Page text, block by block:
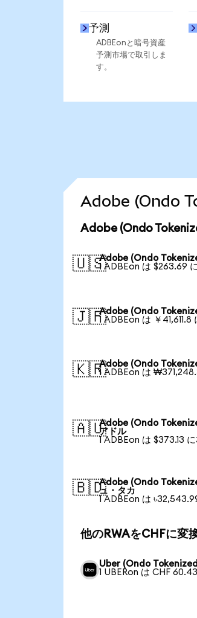
予測
ADBEonと暗号資産
予測市場で取引しま
す。
Adobe (Ondo
Adobe (Ondo
🇺🇸Adobe (Ondo
1 ADBEon は $263.69
🇯🇵Adobe (Ondo
1 ADBEon は ￥41,611.8
🇰🇷Adobe (Ondo
1 ADBEon は
🇦🇺Adobe (Ondo
アドル
1 ADBEon は $373.13
🇧🇩Adobe (Ondo
ュ・タカ
1 ADBEon は
他のRWAをCHFに変
Uber (Ondo
1 UBERon は CHF